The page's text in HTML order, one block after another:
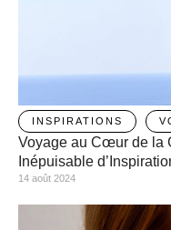
INSPIRATIONS
Voyage au Cœur de la
Inépuisable
14 août 2024